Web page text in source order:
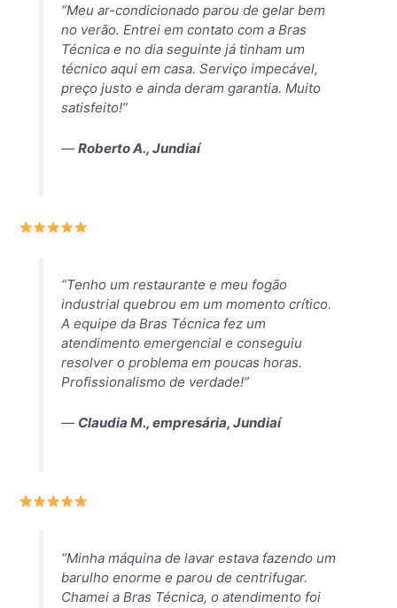
“Meu ar-condicionado parou de gelar bem
no verão. Entrei em contato com a Bras
Técnica e no dia seguinte já tinham um
técnico aqui em casa. Serviço impecável,
preço justo e ainda deram garantia. Muito
satisfeito!”
— Roberto A., Jundiaí
“Tenho um restaurante e meu fogão
industrial quebrou em um momento crítico.
A equipe da Bras Técnica fez um
atendimento emergencial e conseguiu
resolver o problema em poucas horas.
Profissionalismo de verdade!”
— Claudia M., empresária, Jundiaí
“Minha máquina de lavar estava fazendo um
barulho enorme e parou de centrifugar.
Chamei a Bras Técnica, o atendimento foi